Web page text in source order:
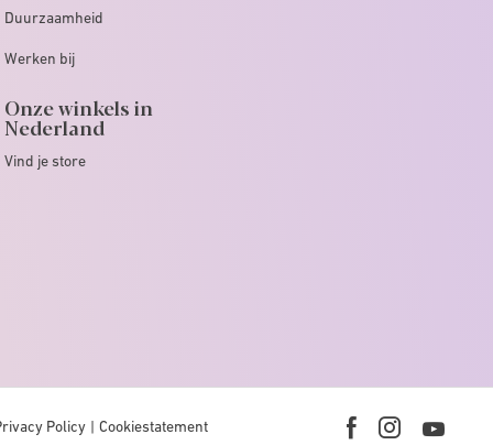
Duurzaamheid
Werken bij
Onze winkels in
Nederland
Vind je store
Policy Cookiestatement